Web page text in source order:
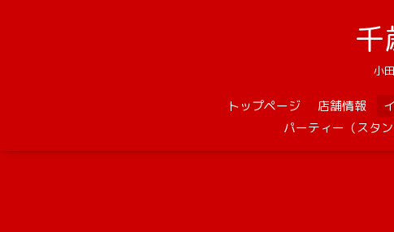
小
トップページ 店舗情報
パーティー（スタ